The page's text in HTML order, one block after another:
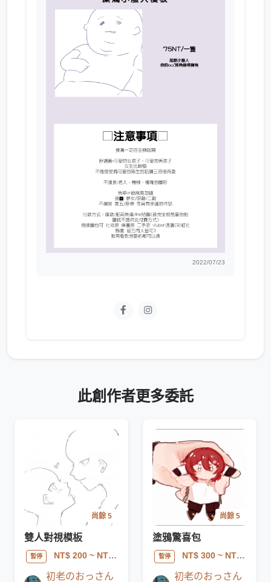
2022/07/23
此創作者更多委託
尚餘 5
雙人對視模板
暫停 NT$ 200~ NT$ 600
初老のおっさん
尚餘 5
塗鴉驚喜包
暫停 NT$ 300~ NT$ 450
初老のおっさん